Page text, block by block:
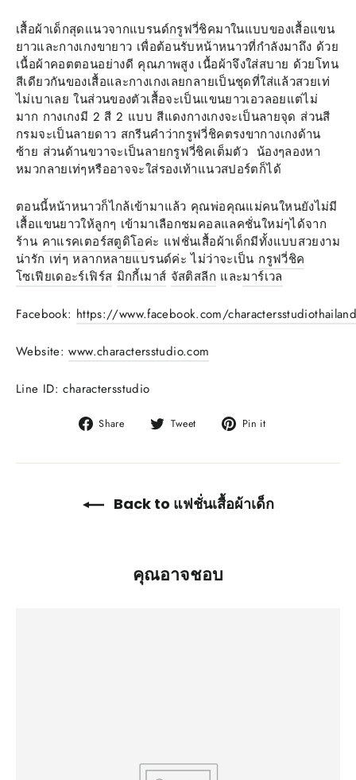
เสื้อผ้าเด็กสุดแนวจากแบรนด์กรูฟวี่ชิคมาในแบบของเสื้อแขน
ยาวและกางเกงขายาว เพื่อต้อนรับหน้าหนาวที่กำลังมาถึง ด้วย
เนื้อผ้าคอตตอนอย่างดี คุณภาพสูง เนื้อผ้าจึงใส่สบาย ด้วยโทน
สีเดียวกันของเสื้อและกางเกงเลยกลายเป็นชุดที่ใส่แล้วสวยเท่
ไม่เบาเลย ในส่วนของตัวเสื้อจะเป็นแขนยาวเอวลอยแต่ไม่
มาก กางเกงมี 2 สี 2 แบบ สีแดงกางเกงจะเป็นลายจุด ส่วนสี
กรมจะเป็นลายดาว สกรีนคำว่ากรูฟวี่ชิคตรงขากางเกงด้าน
ซ้าย ส่วนด้านขวาจะเป็นลายกรูฟวี่ชิคเต็มตัว น้องๆลองหา
หมวกลายเท่ๆหรืออาจจะใส่รองเท้าแนวสปอร์ตก็ได้
ตอนนี้หน้าหนาวก็ไกล้เข้ามาแล้ว คุณพ่อคุณแม่คนใหนยังไม่มี
เสื้อแขนยาวให้ลูกๆ เข้ามาเลือกชมคอลแลคชั่นใหม่ๆได้จาก
ร้าน คาแรคเตอร์สตูดิโอค่ะ แฟชั่นเสื้อผ้าเด็กมีทั้งแบบสวยงาม
น่ารัก เท่ๆ หลากหลายแบรนด์ค่ะ ไม่ว่าจะเป็น กรูฟวี่ชิค
โซเฟียเดอะร์เฟิร์ส มิกกี้เมาส์ จัสติสลีก และมาร์เวล
Facebook: https://www.facebook.com/
Website:www.charactersstudio.com
Line ID: charactersstudio
Share
Share Tweet
Tweet Pin it
Back to แฟชั่นเสื้อผ้าเด็ก
คุณอาจชอบ